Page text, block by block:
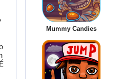
Mummy Candies